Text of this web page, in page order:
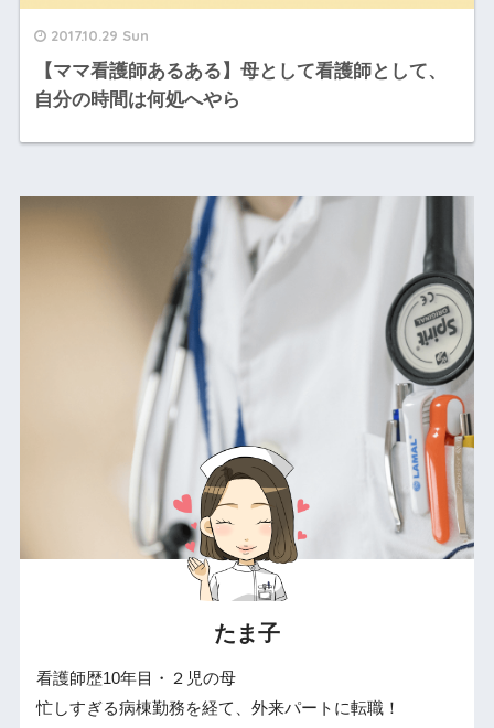
2017.10.29 Sun
【ママ看護師あるある】母として看護師として、
自分の時間は何処へやら
たま子
看護師歴10年目・２児の母
忙しすぎる病棟勤務を経て、外来パートに転職！